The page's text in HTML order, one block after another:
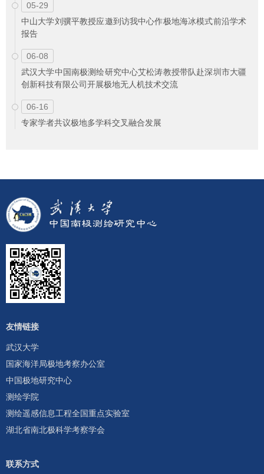
05-29
中山大学刘骥平教授应邀到访我中心作极地海冰模式前沿学术
报告
06-08
武汉大学中国南极测绘研究中心艾松涛教授带队赴深圳市大疆
创新科技有限公司开展极地无人机技术交流
06-16
专家学者共议极地多学科交叉融合发展
友情链接
武汉大学
国家海洋局极地考察办公室
中国极地研究中心
测绘学院
测绘遥感信息工程全国重点实验室
湖北省南北极科学考察学会
联系方式